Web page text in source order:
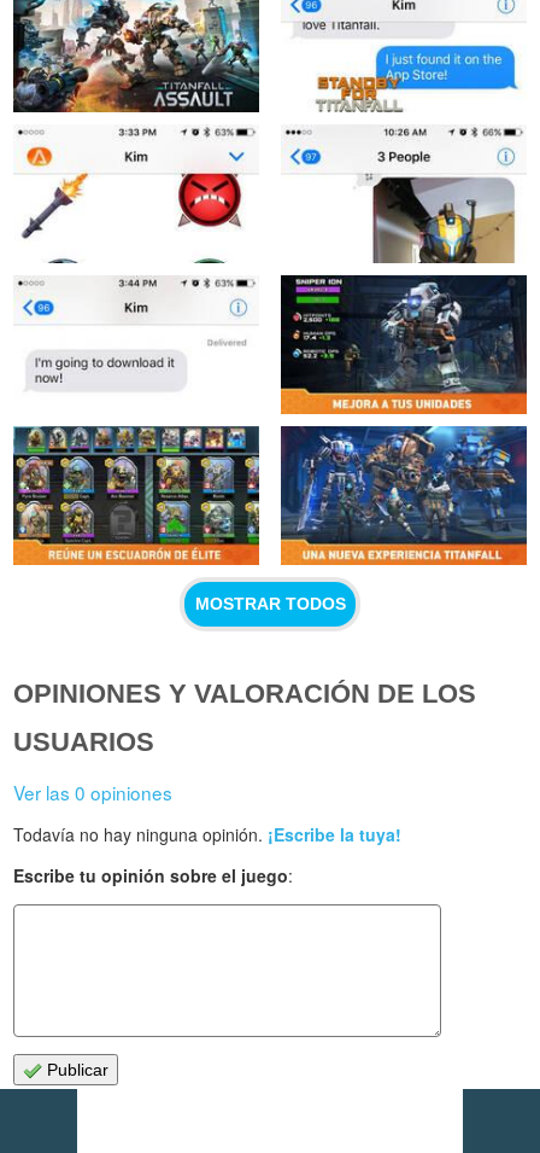
MOSTRAR TODOS
OPINIONES Y VALORACIÓN DE LOS
USUARIOS
Ver las 0 opiniones
Todavía no hay ninguna opinión. ¡Escribe la tuya!
Escribe tu opinión sobre el juego:
Publicar